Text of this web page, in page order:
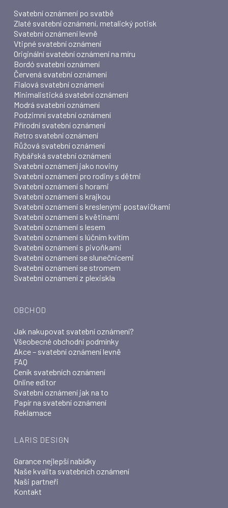
Svatební oznámení po svatbě
Zlaté svatební oznámení, metalický potisk
Svatební oznámení levně
Vtipné svatební oznámení
Originální svatební oznámení na míru
Bordó svatební oznámení
Červená svatební oznámení
Fialová svatební oznámení
Minimalistická svatební oznámení
Modrá svatební oznámení
Podzimní svatební oznámení
Přírodní svatební oznámení
Retro svatební oznámení
Růžová svatební oznámení
Rybářská svatební oznámení
Svatební oznámení jako noviny
Svatební oznámení pro rodiny s dětmi
Svatební oznámení s horami
Svatební oznámení s krajkou
Svatební oznámení s kreslenými postavičkami
Svatební oznámení s květinami
Svatební oznámení s lesem
Svatební oznámení s lúčním kvítím
Svatební oznámení s pivoňkami
Svatební oznámení se slunečnicemi
Svatební oznámení se stromem
Svatební oznámení z plexiskla
OBCHOD
Jak nakupovat svatební oznámení?
Všeobecné obchodní podmínky
Akce – svatební oznámení levně
FAQ
Ceník svatebních oznámení
Online editor
Svatební oznámení jak na to
Papír na svatební oznámení
Reklamace
LARIS DESIGN
Garance nejlepší nabídky
Naše kvalita svatebních oznámení
Naši partneři
Kontakt